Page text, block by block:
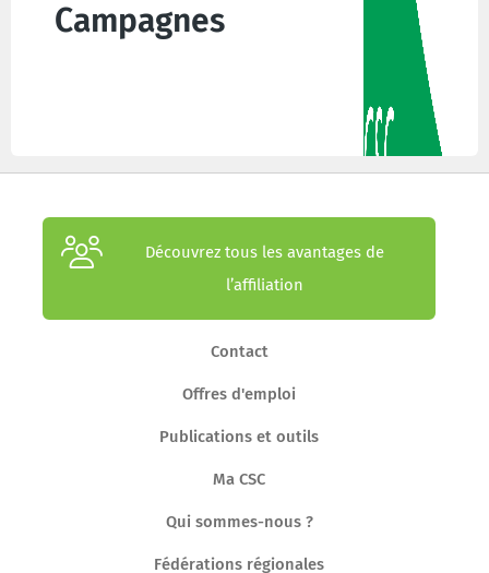
Campagnes
Découvrez tous les avantages de
l’affiliation
Contact
Offres d'emploi
Publications et outils
Ma CSC
Qui sommes-nous ?
Fédérations régionales